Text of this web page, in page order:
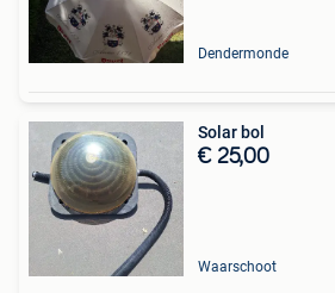
Dendermonde
Solar bol
€ 25,00
Waarschoot